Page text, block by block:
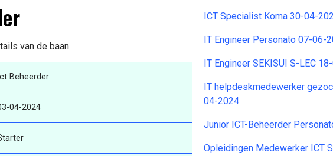
van de baan
Ict Beheerder
04-2024
ICT Specialist Koma 30-04-
IT Engineer Personato 07-06-
IT Engineer SEKISUI S-LEC
IT helpdeskmedewerker
04-2024
Junior ICT-Beheerder
Opleidingen Medewerker ICT